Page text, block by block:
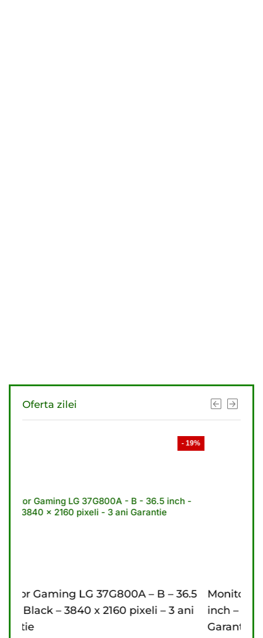
Oferta zilei
– 36.5
– 3 ani
Monitor Gaming LG 27G610A – B – 27
inch – Black – 2560 x 1440 pixeli – 2 ani